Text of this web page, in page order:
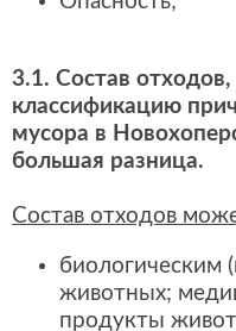
3.1. Состав отходов,
классификацию
мусора в
большая разница.
Состав отходов
биологическим
животных;
продукты